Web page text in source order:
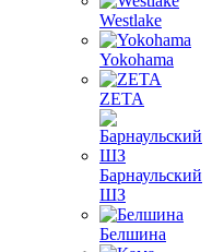
Westlake
Yokohama
ZETA
Барнаульский
ШЗ
Белшина